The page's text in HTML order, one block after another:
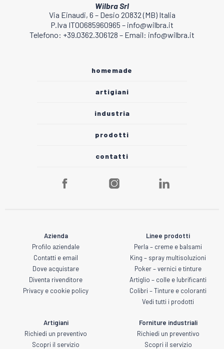
Wilbra Srl
Via Einaudi, 6 – Desio 20832 (MB) Italia
P.Iva IT00685960965 – info@wilbra.it
Telefono: +39.0362.306128 – Email: info@wilbra.it
homemade
artigiani
industria
prodotti
contatti
Azienda
Profilo aziendale
Contatti e email
Dove acquistare
Diventa rivenditore
Privacy e cookie policy
Linee prodotti
Perla – creme e balsami
King – spray multisoluzioni
Poker – vernici e tinture
Artiglio – colle e lubrificanti
Colibri – Tinture e coloranti
Vedi tutti i prodotti
Artigiani
Richiedi un preventivo
Scopri il servizio
Forniture industriali
Richiedi un preventivo
Scopri il servizio